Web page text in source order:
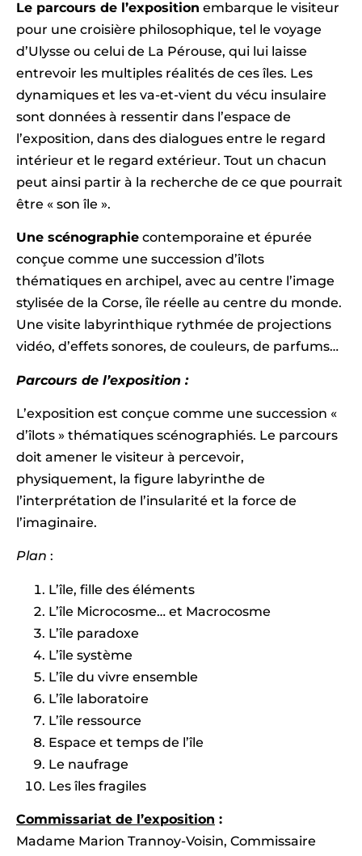
Le parcours de l’exposition embarque le visiteur
pour une croisière philosophique, tel le voyage
d’Ulysse ou celui de La Pérouse, qui lui laisse
entrevoir les multiples réalités de ces îles. Les
dynamiques et les va-et-vient du vécu insulaire
sont données à ressentir dans l’espace de
l’exposition, dans des dialogues entre le regard
intérieur et le regard extérieur. Tout un chacun
peut ainsi partir à la recherche de ce que pourrait
être « son île ».
Une scénographie contemporaine et épurée
conçue comme une succession d’îlots
thématiques en archipel, avec au centre l’image
stylisée de la Corse, île réelle au centre du monde.
Une visite labyrinthique rythmée de projections
vidéo, d’effets sonores, de couleurs, de parfums…
Parcours de l’exposition :
L’exposition est conçue comme une succession «
d’îlots » thématiques scénographiés. Le parcours
doit amener le visiteur à percevoir,
physiquement, la figure labyrinthe de
l’interprétation de l’insularité et la force de
l’imaginaire.
Plan :
L’île, fille des éléments
L’île Microcosme… et Macrocosme
L’île paradoxe
L’île système
L’île du vivre ensemble
L’île laboratoire
L’île ressource
Espace et temps de l’île
Le naufrage
Les îles fragiles
Commissariat de l’exposition :
Madame Marion Trannoy-Voisin, Commissaire